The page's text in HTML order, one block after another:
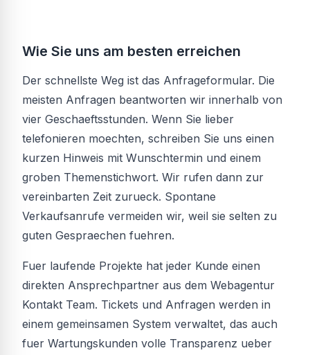
Wie Sie uns am besten erreichen
Der schnellste Weg ist das Anfrageformular. Die
meisten Anfragen beantworten wir innerhalb von
vier Geschaeftsstunden. Wenn Sie lieber
telefonieren moechten, schreiben Sie uns einen
kurzen Hinweis mit Wunschtermin und einem
groben Themenstichwort. Wir rufen dann zur
vereinbarten Zeit zurueck. Spontane
Verkaufsanrufe vermeiden wir, weil sie selten zu
guten Gespraechen fuehren.
Fuer laufende Projekte hat jeder Kunde einen
direkten Ansprechpartner aus dem Webagentur
Kontakt Team. Tickets und Anfragen werden in
einem gemeinsamen System verwaltet, das auch
fuer Wartungskunden volle Transparenz ueber